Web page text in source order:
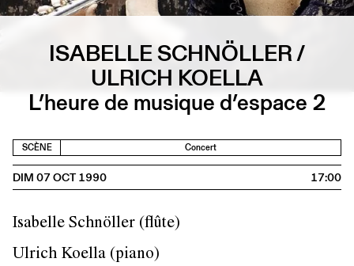
ISABELLE SCHNÖLLER /
ULRICH KOELLA
L’heure de musique d’espace 2
SCÈNE Concert
DIM 07 OCT 1990 17:00
Isabelle Schnöller (flûte)
Ulrich Koella (piano)